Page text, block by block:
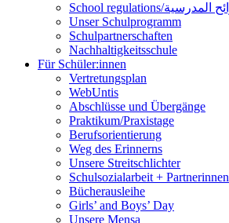
Unser Schulprogramm
Schulpartnerschaften
Nachhaltigkeitsschule
Für Schüler:innen
Vertretungsplan
WebUntis
Abschlüsse und Übergänge
Praktikum/Praxistage
Berufsorientierung
Weg des Erinnerns
Unsere Streitschlichter
Schulsozialarbeit + Partnerinnen
Bücherausleihe
Girls’ and Boys’ Day
Unsere Mensa